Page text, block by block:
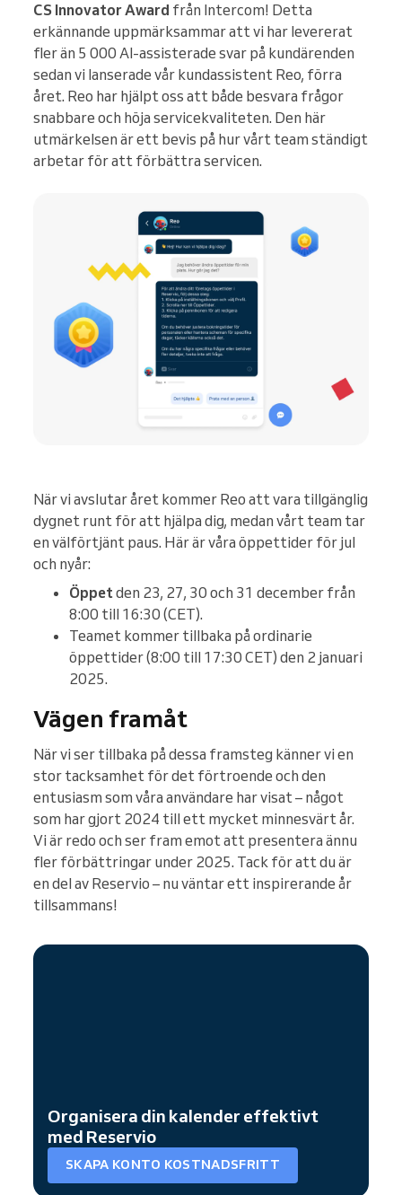
CS Innovator Award från Intercom! Detta
erkännande uppmärksammar att vi har levererat
fler än 5 000 AI-assisterade svar på kundärenden
sedan vi lanserade vår kundassistent Reo, förra
året. Reo har hjälpt oss att både besvara frågor
snabbare och höja servicekvaliteten. Den här
utmärkelsen är ett bevis på hur vårt team ständigt
arbetar för att förbättra servicen.
När vi avslutar året kommer Reo att vara tillgänglig
dygnet runt för att hjälpa dig, medan vårt team tar
en välförtjänt paus. Här är våra öppettider för jul
och nyår:
Öppet den 23, 27, 30 och 31 december från
8:00 till 16:30 (CET).
Teamet kommer tillbaka på ordinarie
öppettider (8:00 till 17:30 CET) den 2 januari
2025.
Vägen framåt
När vi ser tillbaka på dessa framsteg känner vi en
stor tacksamhet för det förtroende och den
entusiasm som våra användare har visat – något
som har gjort 2024 till ett mycket minnesvärt år.
Vi är redo och ser fram emot att presentera ännu
fler förbättringar under 2025. Tack för att du är
en del av Reservio – nu väntar ett inspirerande år
tillsammans!
Organisera din kalender effektivt
med Reservio
SKAPA KONTO KOSTNADSFRITT